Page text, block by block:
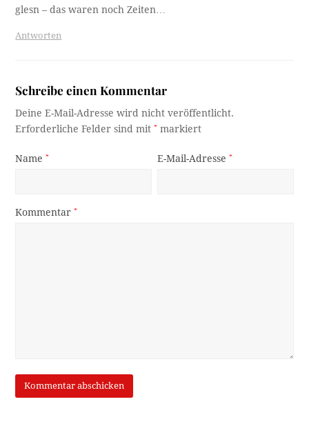
glesn – das waren noch Zeiten…
Antworten
Schreibe einen Kommentar
Deine E-Mail-Adresse wird nicht veröffentlicht.
Erforderliche Felder sind mit* markiert
Name* E-Mail-Adresse*
Kommentar*